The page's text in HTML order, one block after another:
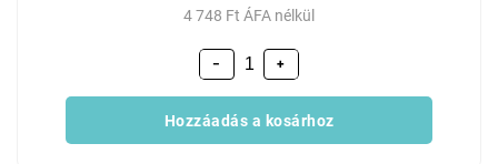
4 748 Ft ÁFA nélkül
+
−
Hozzáadás a kosárhoz